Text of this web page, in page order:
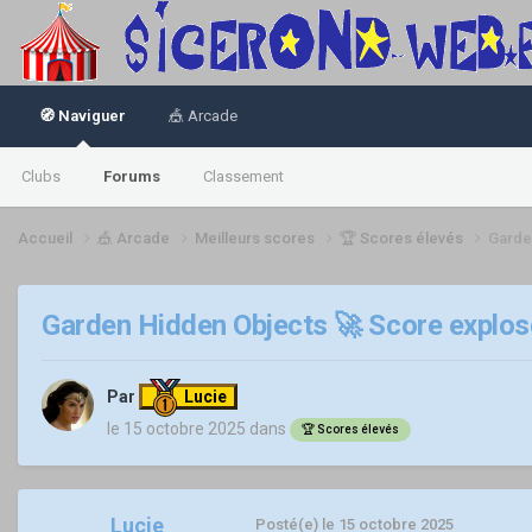
🧭 Naviguer
Clubs Forums Classement
🎪 Arcade
Accueil 🎪 Arcade Meilleurs scores 🏆 Scores élevés
Garden Hidden Objects 🚀 Score
Par
Lucie
le 15 octobre 2025 dans 🏆 Scores élevés
Lucie Posté(e) le 15 octobre 2025